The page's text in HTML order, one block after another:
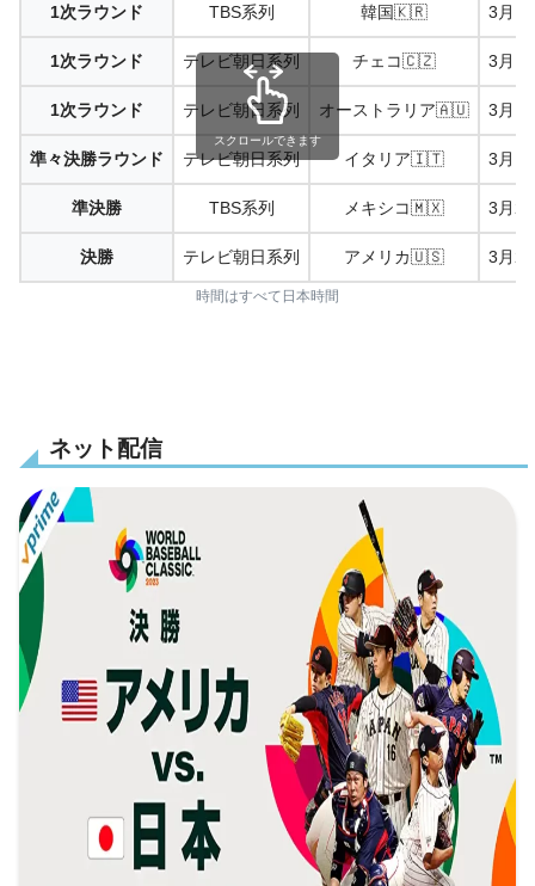
1次ラウンド TBS系列 韓国🇰🇷 3月
1次ラウンド テレビ朝日系列 チェコ🇨🇿 3月
1次ラウンド テレビ朝日系列 オーストラリア🇦🇺 3月
準々決勝ラウンド テレビ朝日系列 イタリア🇮🇹 3月
準決勝 TBS系列 メキシコ🇲🇽 3月
決勝 テレビ朝日系列 アメリカ🇺🇸 3月
時間はすべて日本時間
スクロールできます
ネット配信